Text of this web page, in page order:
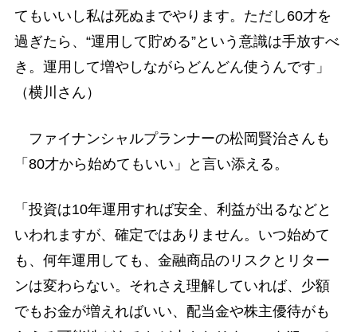
てもいいし私は死ぬまでやります。ただし60才を
過ぎたら、“運用して貯める”という意識は手放すべ
き。運用して増やしながらどんどん使うんです」
（横川さん）
ファイナンシャルプランナーの松岡賢治さんも
「80才から始めてもいい」と言い添える。
「投資は10年運用すれば安全、利益が出るなどと
いわれますが、確定ではありません。いつ始めて
も、何年運用しても、金融商品のリスクとリター
ンは変わらない。それさえ理解していれば、少額
でもお金が増えればいい、配当金や株主優待がも